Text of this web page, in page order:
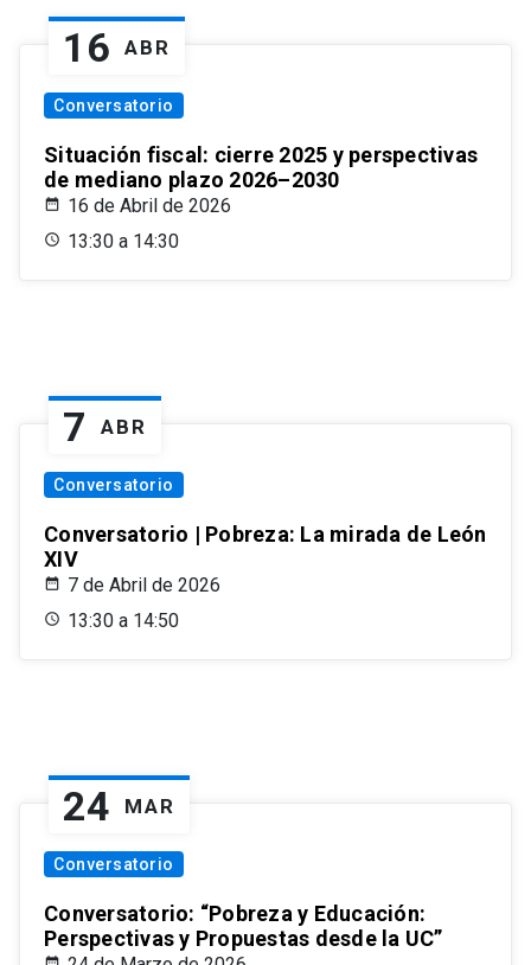
16 ABR
Conversatorio
Situación fiscal: cierre 2025 y perspectivas
de mediano plazo 2026–2030
16 de Abril de 2026
13:30 a 14:30
7 ABR
Conversatorio
Conversatorio | Pobreza: La mirada de León
XIV
7 de Abril de 2026
13:30 a 14:50
24 MAR
Conversatorio
Conversatorio: “Pobreza y Educación:
Perspectivas y Propuestas desde la UC”